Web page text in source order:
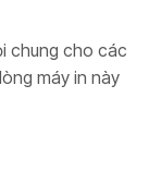
chung cho các
máy in này